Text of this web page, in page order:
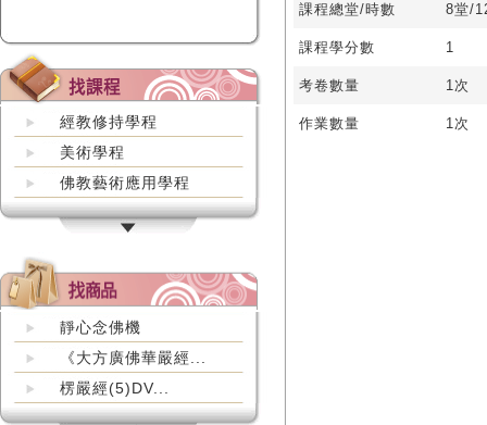
經教修持學程
美術學程
佛教藝術應用學程
靜心念佛機
《大方廣佛華嚴經...
楞嚴經(5)DV...
課程總堂/時數 8堂/
課程學分數 1
考卷數量 1次
作業數量 1次